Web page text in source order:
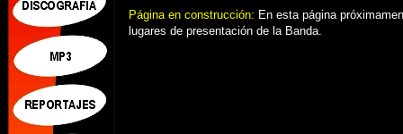
Página en construcción: En esta página
lugares de presentación de la Banda.